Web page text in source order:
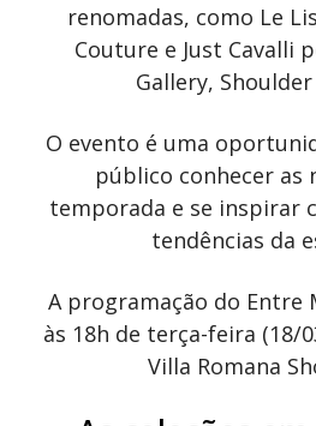
renomadas, como Le
Couture e Just Cavalli
Gallery, Shoulder
O evento é uma
público conhecer as
temporada e se inspirar
tendências da
A programação do Entre
às 18h de terça-feira (18/
Villa Romana